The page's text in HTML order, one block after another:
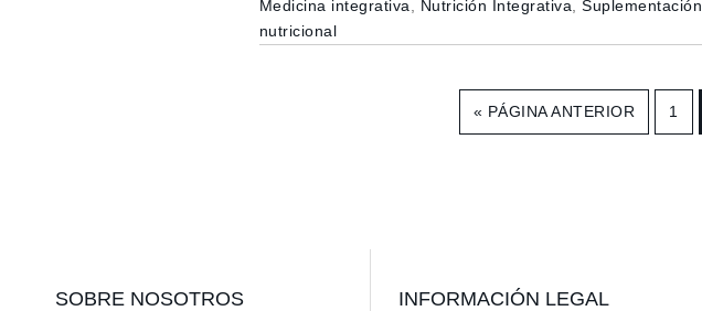
Medicina integrativa Nutrición Integrativa
Suplementación
nutricional
« IR
A
PÁGINA ANTERIOR
IR
A
1
SOBRE NOSOTROS INFORMACIÓN LEGAL